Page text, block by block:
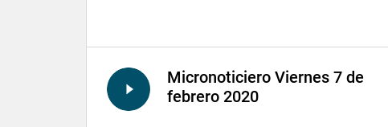
Micronoticiero Viernes 7 de
febrero 2020